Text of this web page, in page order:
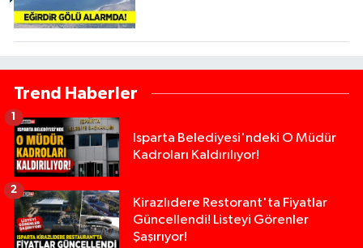
Trend Haberler
Isparta Belediyesi'ndeki O Müdür
Kadroları Kaldırılıyor!
1
Kirazlıdere Restorant'ta Fiyatlar
Güncellendi! Listeyi Görenler
Şaşırıyor!
2